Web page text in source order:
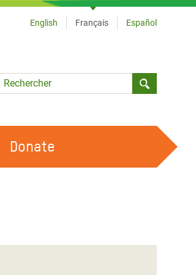
Language
English Français Español
Donate